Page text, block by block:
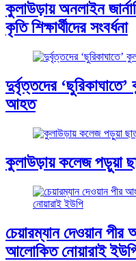
কুলাউড়ায় অনলাইন
কৃতি শিক্ষার্থীদের সংবর্ধনা
দুর্বৃত্তদের
আহত
কুলাউড়ায় কলেজ পড়ুয়া
চেয়ারম্যান দেওয়ান
আলোকিত নোয়ারাই